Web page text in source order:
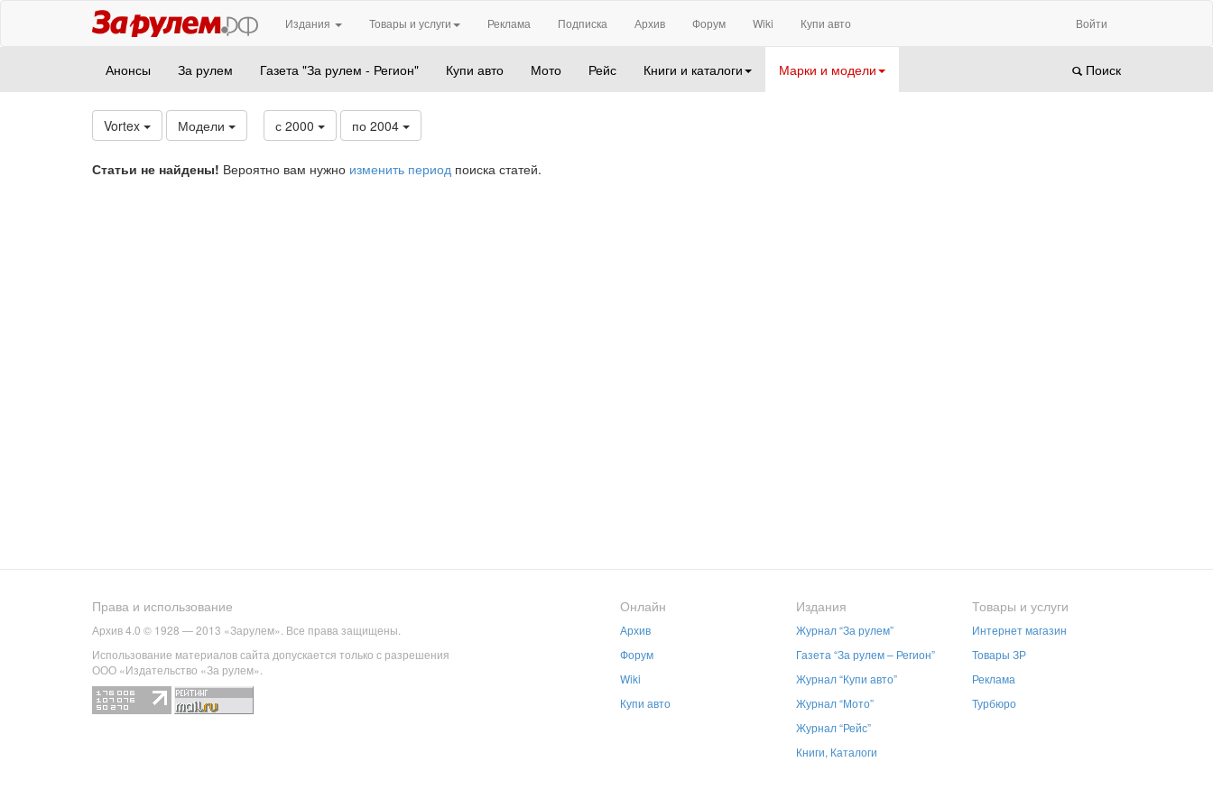
Издания Товары и услуги Реклама Подписка Архив Форум Wiki Купи авто Войти
Анонсы За рулем Газета "За рулем - Регион" Купи авто Мото Рейс Книги и каталоги Марки и модели Поиск
Vortex Модели с 2000 по 2004
Статьи не найдены! Вероятно вам нужно изменить период поиска статей.
Права и использование
Архив 4.0 © 1928 — 2013 «Зарулем». Все права защищены.
Использование материалов сайта допускается только с разрешения
ООО «Издательство «За рулем».
Онлайн
Архив
Форум
Wiki
Купи авто
Издания
Журнал “За рулем”
Газета “За рулем – Регион”
Журнал “Купи авто”
Журнал “Мото”
Журнал “Рейс”
Книги, Каталоги
Товары и услуги
Интернет магазин
Товары ЗР
Реклама
Турбюро